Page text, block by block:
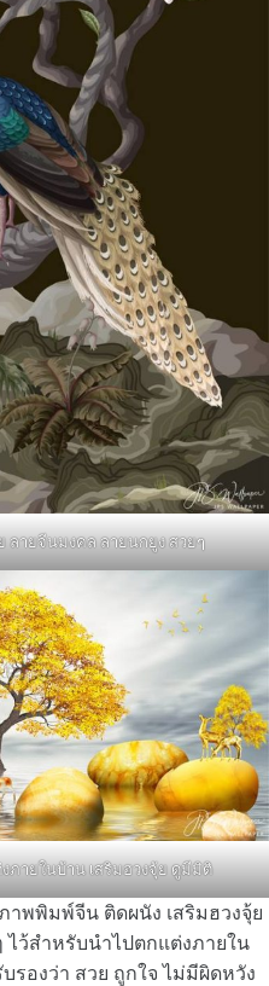
ลายจีนมงคล ลายนกยูง สวยๆ
ภายในบ้าน เสริมฮวงจุ้ย ดูมีมิติ
าพพิมพ์จีน ติดผนัง เสริมฮวงจุ้ย
ไว้สำหรับนำไปตกแต่งภายใน
รองว่า สวย ถูกใจ ไม่มีผิดหวัง